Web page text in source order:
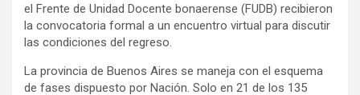
el Frente de Unidad Docente bonaerense (FUDB) recibieron
la convocatoria formal a un encuentro virtual para discutir
las condiciones del regreso.
La provincia de Buenos Aires se maneja con el esquema
de fases dispuesto por Nación. Solo en 21 de los 135